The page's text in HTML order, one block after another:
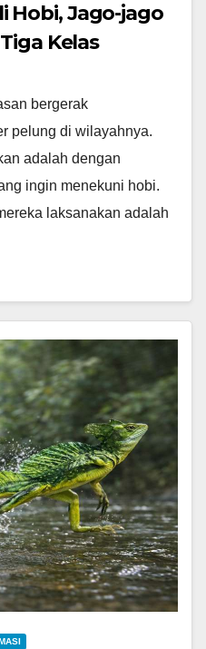
Hobi, Jago-jago
Kelas
bergerak
pelung di wilayahnya.
adalah dengan
ingin menekuni hobi.
laksanakan adalah